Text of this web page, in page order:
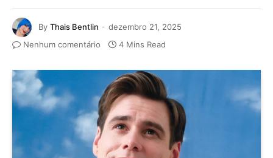
By Thais Bentlin
dezembro 21, 2025
Nenhum comentário
4 Mins Read